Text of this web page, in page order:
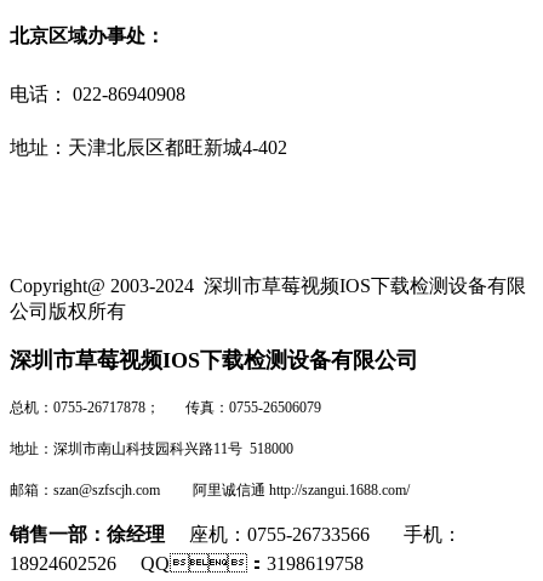
北京区域办事处：
电话： 022-86940908
地址：天津北辰区都旺新城4-402
Copyright@ 2003-2024 深圳市草莓视频IOS下载检测设备有限
公司 版权所有
深圳市草莓视频IOS下载检测设备有限公司
总机：0755-26717878； 传真：0755-26506079
地址：深圳市南山科技园科兴路11号 518000
邮箱：szan@szfscjh.com 阿里诚信通 http://szangui.1688.com/
销售一部：徐经理
座机：0755-26733566 手机：
18924602526 QQ：3198619758